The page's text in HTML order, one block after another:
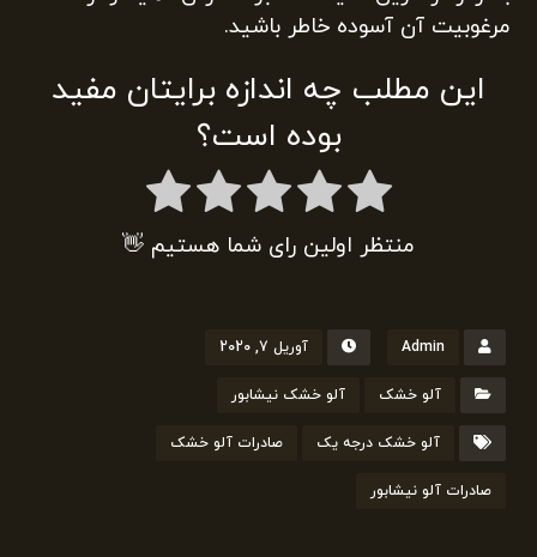
مرغوبیت آن آسوده خاطر باشید.
این مطلب چه اندازه برایتان مفید
بوده است؟
منتظر اولین رای شما هستیم 👋
Admin آوریل 7, 2020
آلو خشک آلو خشک نیشابور
آلو خشک درجه یک صادرات آلو خشک
صادرات آلو نیشابور